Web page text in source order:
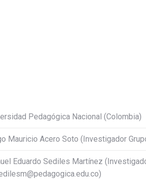
Pedagógica Nacional (Colombia)
Mauricio Acero Soto (Investigador
Eduardo Sediles Martínez